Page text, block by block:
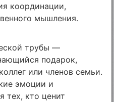
координации,
мышления.
трубы —
подарок,
или членов семьи.
эмоции и
тех, кто ценит